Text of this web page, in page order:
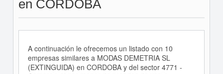
en CORDOBA
A continuación le ofrecemos un listado con 10
empresas similares a MODAS DEMETRIA SL
(EXTINGUIDA) en CORDOBA y del sector 4771 -